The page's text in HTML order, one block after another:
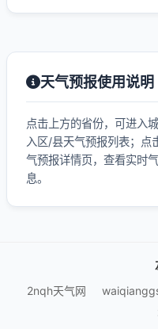
天气预报使用说明
点击上方的省份，可进入
入区/县天气预报列表；点
气预报详情页，查看实时
息。
2nqh天气网